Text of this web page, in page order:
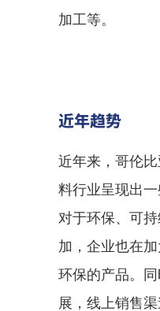
加工等。
近年趋势
近年来，哥伦
料行业呈现出
对于环保、可
加，企业也在
环保的产品。
展，线上销售